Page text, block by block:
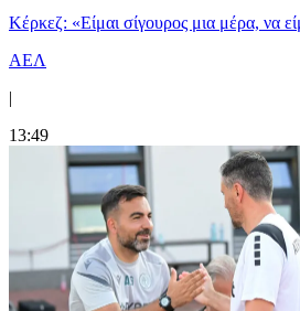
Κέρκεζ: «Είμαι σίγουρος μια μέρα, να
ΑΕΛ
|
13:49